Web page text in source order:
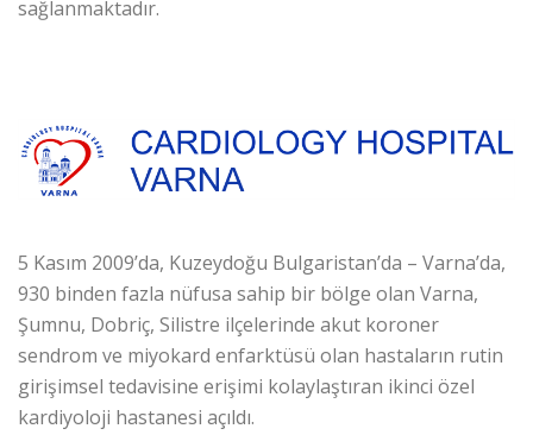
sağlanmaktadır.
5 Kasım 2009’da, Kuzeydoğu Bulgaristan’da – Varna’da,
930 binden fazla nüfusa sahip bir bölge olan Varna,
Şumnu, Dobriç, Silistre ilçelerinde akut koroner
sendrom ve miyokard enfarktüsü olan hastaların rutin
girişimsel tedavisine erişimi kolaylaştıran ikinci özel
kardiyoloji hastanesi açıldı.